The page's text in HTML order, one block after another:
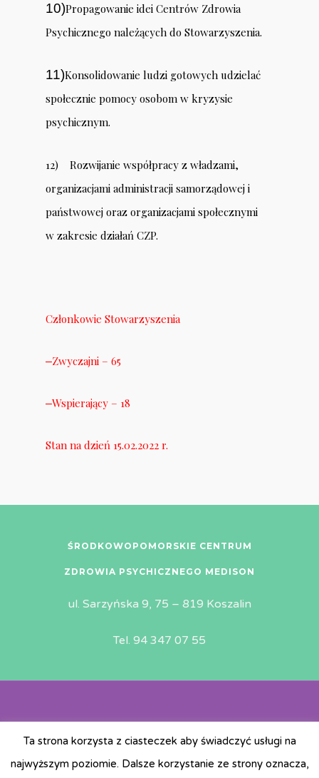
10)Propagowanie idei Centrów Zdrowia
Psychicznego należących do Stowarzyszenia.
11)Konsolidowanie ludzi gotowych udzielać
społecznie pomocy osobom w kryzysie
psychicznym.
12)
Rozwijanie współpracy z władzami,
organizacjami administracji samorządowej i
państwowej oraz organizacjami społecznymi
w zakresie działań CZP.
Członkowie Stowarzyszenia
–Zwyczajni – 65
–Wspierający – 18
Stan na dzień 15.02.2022 r.
ŚRODKOWOPOMORSKIE CENTRUM
ZDROWIA PSYCHICZNEGO MEDISON
ul. Sarzyńska 9, 75 – 819 Koszalin
Tel. 94 347 07 55
© Copyright 2019 | All rights reserved | MEDiSON |
Ta strona korzysta z ciasteczek aby świadczyć usługi na
najwyższym poziomie. Dalsze korzystanie ze strony oznacza,